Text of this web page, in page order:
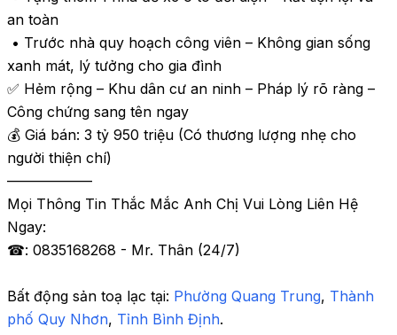
an toàn
xanh mát, lý tưởng cho gia đình
✅ Hẻm rộng – Khu dân cư an ninh – Pháp lý rõ ràng –
Công chứng sang tên ngay
💰 Giá bán: 3 tỷ 950 triệu (Có thương lượng nhẹ cho
người thiện chí)
——————
Mọi Thông Tin Thắc Mắc Anh Chị Vui Lòng Liên Hệ
Ngay:
☎: 0835168268 - Mr. Thân (24/7)
Bất động sản toạ lạc tại: Phường Quang Trung, Thành
phố Quy Nhơn, Tỉnh Bình Định.